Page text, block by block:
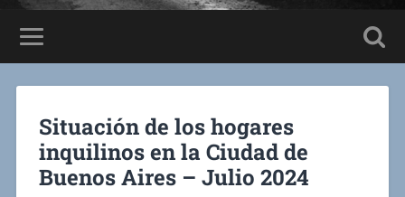
Situación de los hogares
inquilinos en la Ciudad de
Buenos Aires – Julio 2024